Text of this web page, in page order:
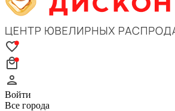
Войти
Все города